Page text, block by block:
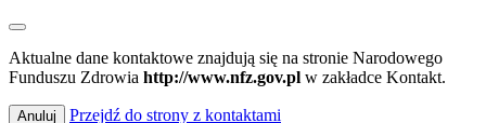
Aktualne dane kontaktowe znajdują się na stronie Narodowego
Funduszu Zdrowia http://www.nfz.gov.pl w zakładce Kontakt.
Anuluj Przejdź do strony z kontaktami